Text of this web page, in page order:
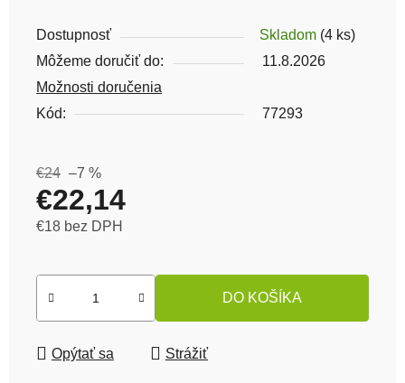
Dostupnosť Skladom (4 ks)
Môžeme doručiť do:
11.8.2026
Možnosti doručenia
Kód:
77293
€24 –7 %
€22,14
€18 bez DPH
DO KOŠÍKA
Opýtať sa Strážiť